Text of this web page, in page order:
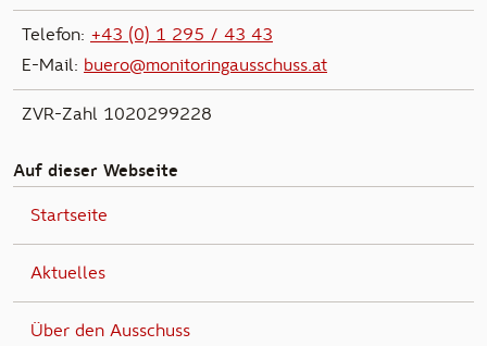
Telefon: +43 (0) 1 295 / 43 43
E-Mail: buero@monitoringausschuss.at
ZVR-Zahl 1020299228
Auf dieser Webseite
Startseite
Aktuelles
Über den Ausschuss